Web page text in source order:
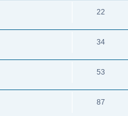
22
34
53
87